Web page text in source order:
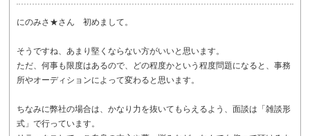
にのみさ★さん 初めまして。
そうですね、あまり堅くならない方がいいと思います。
ただ、何事も限度はあるので、どの程度かという程度問題になると、事務
所やオーディションによって変わると思います。
ちなみに弊社の場合は、かなり力を抜いてもらえるよう、面談は「雑談形
式」で行っています。